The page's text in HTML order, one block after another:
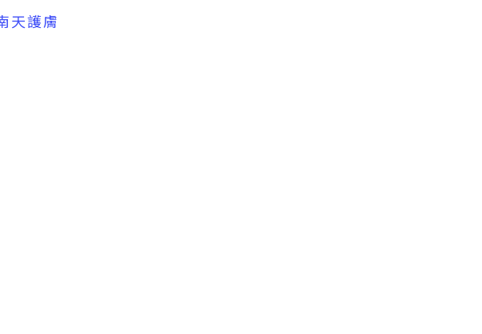
天護膚